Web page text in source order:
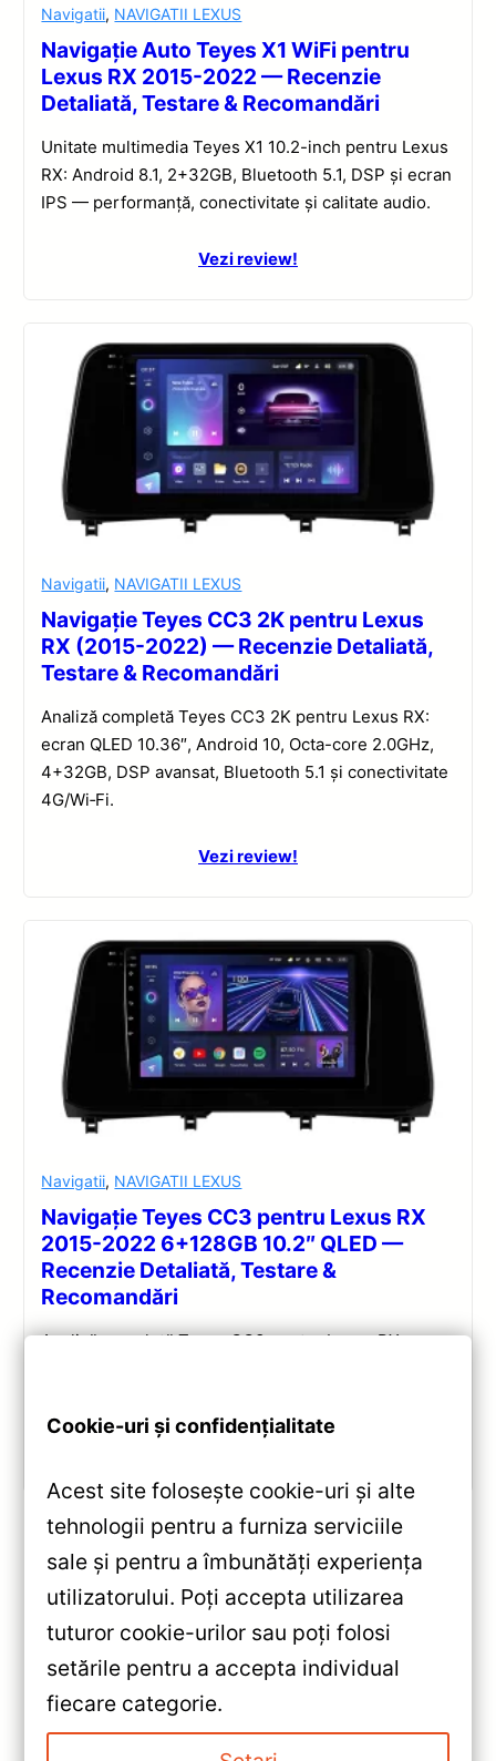
Navigatii, NAVIGATII LEXUS
Navigație Auto Teyes X1 WiFi pentru
Lexus RX 2015-2022 — Recenzie
Detaliată, Testare & Recomandări
Unitate multimedia Teyes X1 10.2-inch pentru Lexus
RX: Android 8.1, 2+32GB, Bluetooth 5.1, DSP și ecran
IPS — performanță, conectivitate și calitate audio.
Vezi review!
Navigatii, NAVIGATII LEXUS
Navigație Teyes CC3 2K pentru Lexus
RX (2015-2022) — Recenzie Detaliată,
Testare & Recomandări
Analiză completă Teyes CC3 2K pentru Lexus RX:
ecran QLED 10.36″, Android 10, Octa-core 2.0GHz,
4+32GB, DSP avansat, Bluetooth 5.1 și conectivitate
4G/Wi‑Fi.
Vezi review!
Navigatii, NAVIGATII LEXUS
Navigație Teyes CC3 pentru Lexus RX
2015-2022 6+128GB 10.2″ QLED —
Recenzie Detaliată, Testare &
Recomandări
Analiză completă Teyes CC3 pentru Lexus RX:
«Navigatie Auto Teyes CC3L
Jeep Grand Cherokee 2 (2013-
2020) 4+64GB 9-inch IPS —
Teyes — Recenzie Detaliată,
Testare & Recomandări
Navigație Auto Teyes CC3
Cookie-uri și confidențialitate
Acest site folosește cookie-uri și alte
tehnologii pentru a furniza serviciile
sale și pentru a îmbunătăți experiența
utilizatorului. Poți accepta utilizarea
tuturor cookie-urilor sau poți folosi
setările pentru a accepta individual
fiecare categorie.